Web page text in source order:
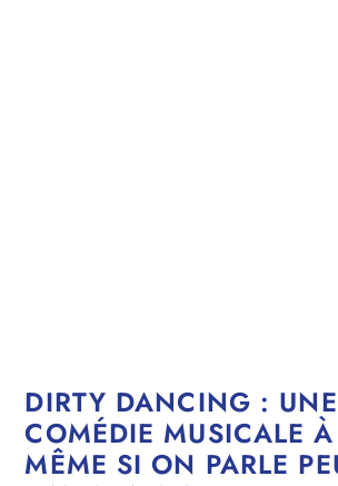
DIRTY DANCING : UNE
COMÉDIE MUSICALE
MÊME SI ON PARLE